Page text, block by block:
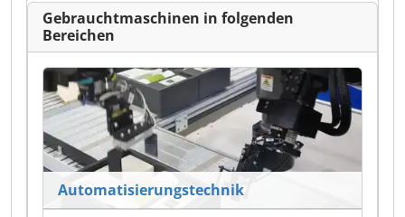
Gebrauchtmaschinen in folgenden
Bereichen
Automatisierungstechnik